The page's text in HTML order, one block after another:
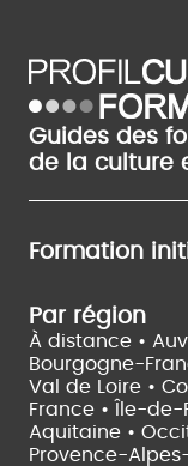
Guides des
de la culture
Formation
Par région
À distance •
Bourgogne-
Val de Loire •
France •
Île-de-
Aquitaine •
Provence-